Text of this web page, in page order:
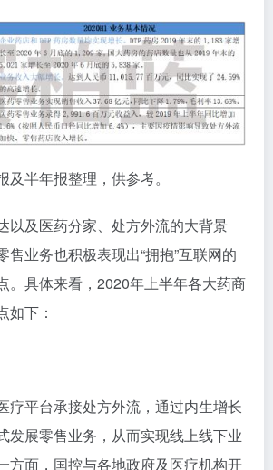
半年报整理，供参考。
以及医药分家、处方外流的大背景
售业务也积极表现出“拥抱”互联网的
。具体来看，2020年上半年各大药商
如下：
疗平台承接处方外流，通过内生增长
发展零售业务，从而实现线上线下业
方面，国控与各地政府及医疗机构开